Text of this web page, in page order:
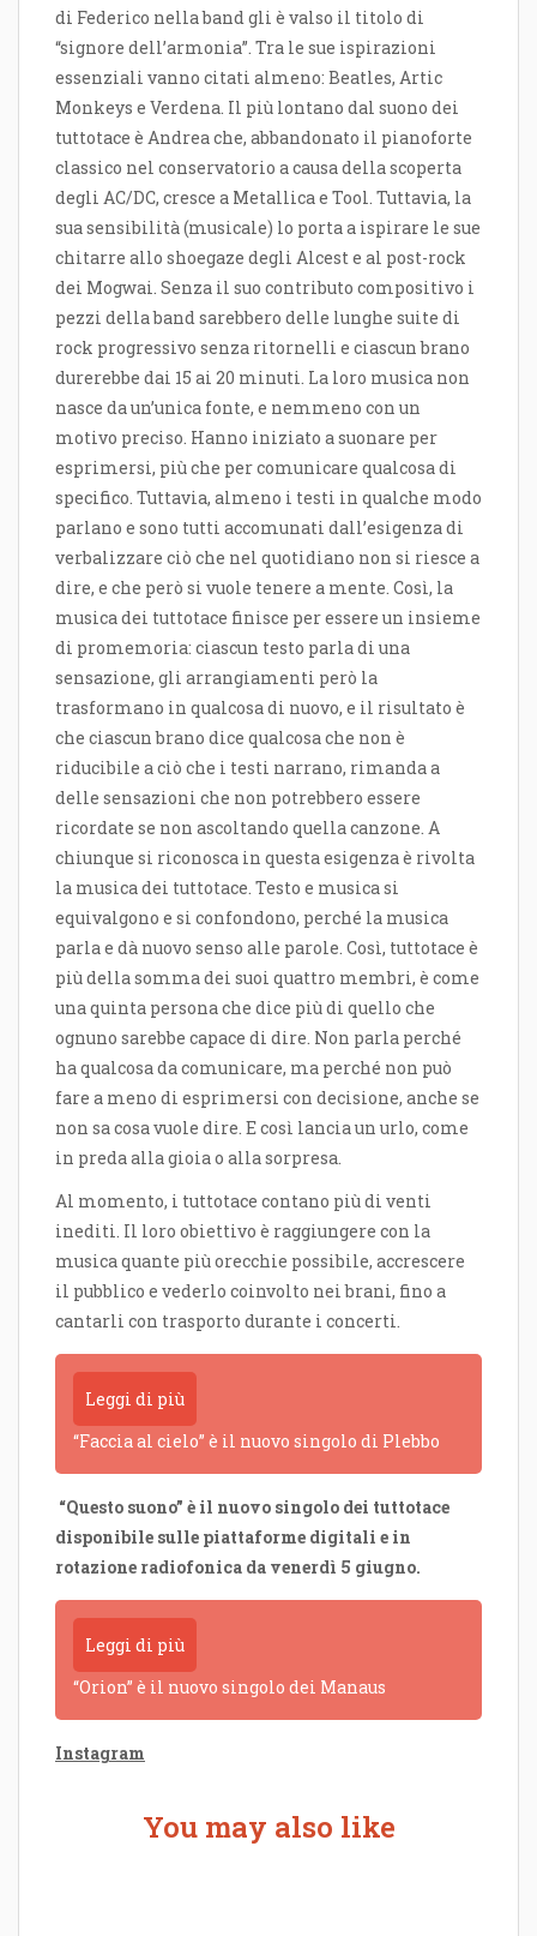
di Federico nella band gli è valso il titolo di
“signore dell’armonia”. Tra le sue ispirazioni
essenziali vanno citati almeno: Beatles, Artic
Monkeys e Verdena. Il più lontano dal suono dei
tuttotace è Andrea che, abbandonato il pianoforte
classico nel conservatorio a causa della scoperta
degli AC/DC, cresce a Metallica e Tool. Tuttavia, la
sua sensibilità (musicale) lo porta a ispirare le sue
chitarre allo shoegaze degli Alcest e al post-rock
dei Mogwai. Senza il suo contributo compositivo i
pezzi della band sarebbero delle lunghe suite di
rock progressivo senza ritornelli e ciascun brano
durerebbe dai 15 ai 20 minuti. La loro musica non
nasce da un’unica fonte, e nemmeno con un
motivo preciso. Hanno iniziato a suonare per
esprimersi, più che per comunicare qualcosa di
specifico. Tuttavia, almeno i testi in qualche modo
parlano e sono tutti accomunati dall’esigenza di
verbalizzare ciò che nel quotidiano non si riesce a
dire, e che però si vuole tenere a mente. Così, la
musica dei tuttotace finisce per essere un insieme
di promemoria: ciascun testo parla di una
sensazione, gli arrangiamenti però la
trasformano in qualcosa di nuovo, e il risultato è
che ciascun brano dice qualcosa che non è
riducibile a ciò che i testi narrano, rimanda a
delle sensazioni che non potrebbero essere
ricordate se non ascoltando quella canzone. A
chiunque si riconosca in questa esigenza è rivolta
la musica dei tuttotace. Testo e musica si
equivalgono e si confondono, perché la musica
parla e dà nuovo senso alle parole. Così, tuttotace è
più della somma dei suoi quattro membri, è come
una quinta persona che dice più di quello che
ognuno sarebbe capace di dire. Non parla perché
ha qualcosa da comunicare, ma perché non può
fare a meno di esprimersi con decisione, anche se
non sa cosa vuole dire. E così lancia un urlo, come
in preda alla gioia o alla sorpresa.
Al momento, i tuttotace contano più di venti
inediti. Il loro obiettivo è raggiungere con la
musica quante più orecchie possibile, accrescere
il pubblico e vederlo coinvolto nei brani, fino a
cantarli con trasporto durante i concerti.
Leggi di più
“Faccia al cielo” è il nuovo singolo di Plebbo
“Questo suono” è il nuovo singolo dei tuttotace
disponibile sulle piattaforme digitali e in
rotazione radiofonica da venerdì 5 giugno.
Leggi di più
“Orion” è il nuovo singolo dei Manaus
Instagram
You may also like